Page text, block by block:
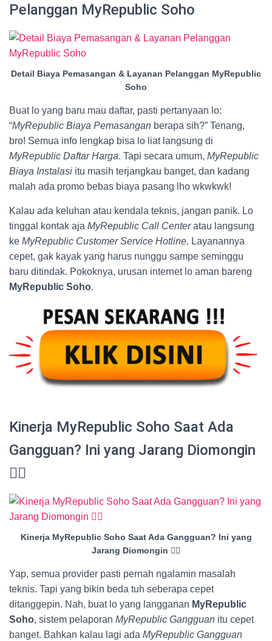
Pelanggan MyRepublic Soho
Detail Biaya Pemasangan & Layanan Pelanggan MyRepublic
Soho
Buat lo yang baru mau daftar, pasti pertanyaan lo:
“MyRepublic Biaya Pemasangan berapa sih?” Tenang,
bro! Semua info lengkap bisa lo liat langsung di
MyRepublic Daftar Harga. Tapi secara umum, MyRepublic
Biaya Instalasi itu masih terjangkau banget, dan kadang
malah ada promo bebas biaya pasang lho wkwkwk!
Kalau ada keluhan atau kendala teknis, jangan panik. Lo
tinggal kontak aja MyRepublic Call Centeratau langsung
ke MyRepublic Customer Service Hotline. Layanannya
cepet, gak kayak yang harus nunggu sampe seminggu
baru ditindak. Pokoknya, urusan internet lo aman bareng
MyRepublic Soho.
Kinerja MyRepublic Soho Saat Ada
Gangguan? Ini yang Jarang Diomongin
😮‍💨
Kinerja MyRepublic Soho Saat Ada Gangguan? Ini yang
Jarang Diomongin 😮‍💨
Yap, semua provider pasti pernah ngalamin masalah
teknis. Tapi yang bikin beda tuh seberapa cepet
ditanggepin. Nah, buat lo yang langganan MyRepublic
Soho, sistem pelaporan MyRepublic Gangguan itu cepet
banget. Bahkan kalau lagi ada MyRepublic Gangguan